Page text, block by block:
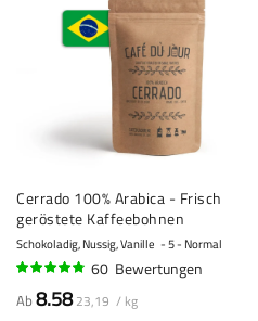
Cerrado 100% Arabica - Frisch
geröstete Kaffeebohnen
Schokoladig, Nussig, Vanille 5 - Normal
93%
60 Bewertungen
Ab8.58 23,19 / kg